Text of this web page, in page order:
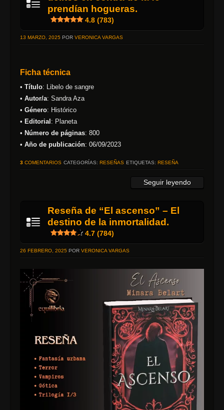
prendían hogueras.
4.8 (783)
13 MARZO, 2025 POR VERONICA VARGAS
Ficha técnica
• Título: Libelo de sangre
• Autor/a: Sandra Aza
• Género: Histórico
• Editorial : Planeta
• Número de páginas: 800
• Año de publicación: 06/09/2023
Seguir leyendo
3 COMENTARIOS CATEGORÍAS: RESEÑAS ETIQUETAS: RESEÑA
Reseña de “El ascenso” – El
destino de la inmortalidad.
4.7 (784)
26 FEBRERO, 2025 POR VERONICA VARGAS